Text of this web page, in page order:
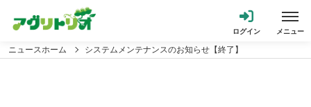
ニュースホーム システムメンテナンスのお知らせ【終了】